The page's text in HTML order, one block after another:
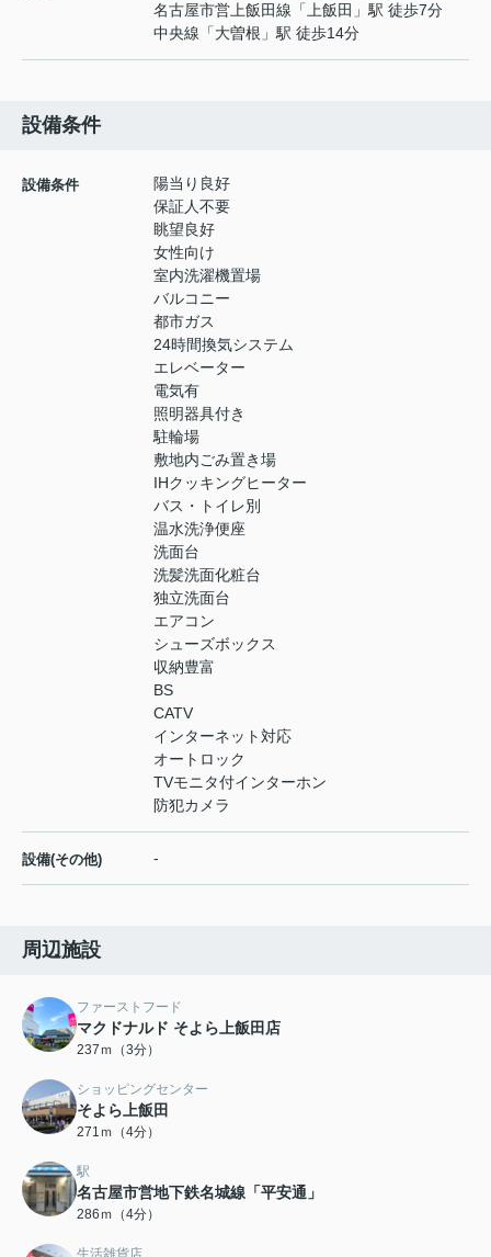
名古屋市営上飯田線 「上飯田 」駅 徒歩7分
中央線 「大曽根 」駅 徒歩14分
設備条件
設備条件
陽当り良好
保証人不要
眺望良好
女性向け
室内洗濯機置場
バルコニー
都市ガス
24時間換気システム
エレベーター
電気有
照明器具付き
駐輪場
敷地内ごみ置き場
IHクッキングヒーター
バス・トイレ別
温水洗浄便座
洗面台
洗髪洗面化粧台
独立洗面台
エアコン
シューズボックス
収納豊富
BS
CATV
インターネット対応
オートロック
TVモニタ付インターホン
防犯カメラ
設備(その他) -
周辺施設
ファーストフード
マクドナルド そよら上飯田店
237ｍ（3分）
ショッピングセンター
そよら上飯田
271ｍ（4分）
駅
名古屋市営地下鉄名城線「平安通」
286ｍ（4分）